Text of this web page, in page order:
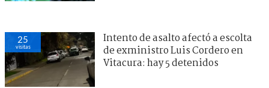
25
visitas
Intento de asalto afectó a escolta
de exministro Luis Cordero en
Vitacura: hay 5 detenidos